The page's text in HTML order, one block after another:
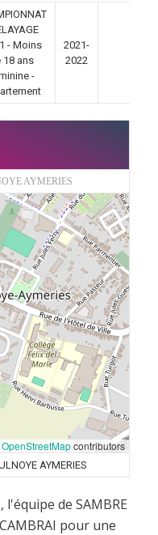
- Moins
18 ans
-
2021-
2022
AYMERIES
OpenStreetMapcontributors
AYMERIES
de SAMBRE
pour une